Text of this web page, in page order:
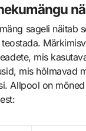
sageli näitab
mis
mis hõlmavad
Allpool on